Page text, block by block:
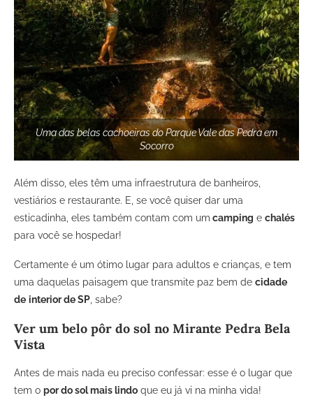
Uma das belas cachoeiras do Parque Vale das Pedra em
Socorro
Além disso, eles têm uma infraestrutura de banheiros,
vestiários e restaurante. E, se você quiser dar uma
esticadinha, eles também contam com um camping e chalés
para você se hospedar!
Certamente é um ótimo lugar para adultos e crianças, e tem
uma daquelas paisagem que transmite paz bem de cidade
de interior de SP, sabe?
Ver um belo pôr do sol no Mirante Pedra Bela
Vista
Antes de mais nada eu preciso confessar: esse é o lugar que
tem o por do sol mais lindo que eu já vi na minha vida!